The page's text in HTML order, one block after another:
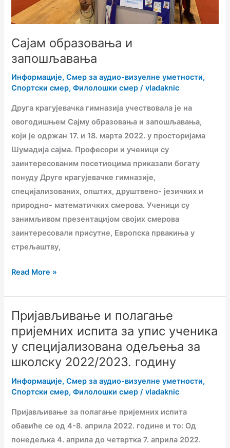
Сајам образовања и
запошљавања
Информације,Смер за аудио-визуелне уметности,
Спортски смер,Филолошки смер /vladaknic
Друга крагујевачка гимназија учествовала је на
овогодишњем Сајму образовања и запошљавања,
који је одржан 17. и 18. марта 2022. у просторијама
Шумадија сајма. Професори и ученици су
заинтересованим посетиоцима приказали богату
понуду Друге крагујевачке гимназије,
специјализованих, општих, друштвено- језичких и
природно- математичких смерова. Ученици су
занимљивом презентацијом својих смерова
заинтересовали присутне, Европска првакиња у
стрељаштву,
Read More »
Пријављивање и полагање
пријемних испита за упис ученика
у специјализована одељења за
школску 2022/2023. годину
Информације,Смер за аудио-визуелне уметности,
Спортски смер,Филолошки смер /vladaknic
Пријављивање за полагање пријемних испита
обавиће се од 4-8. априла 2022. године и то: Од
понедељка 4. априла до четвртка 7. априла 2022.
Пријављивање
и
полагање
пријемних
испита
за
упис
ученика
у
специјализована